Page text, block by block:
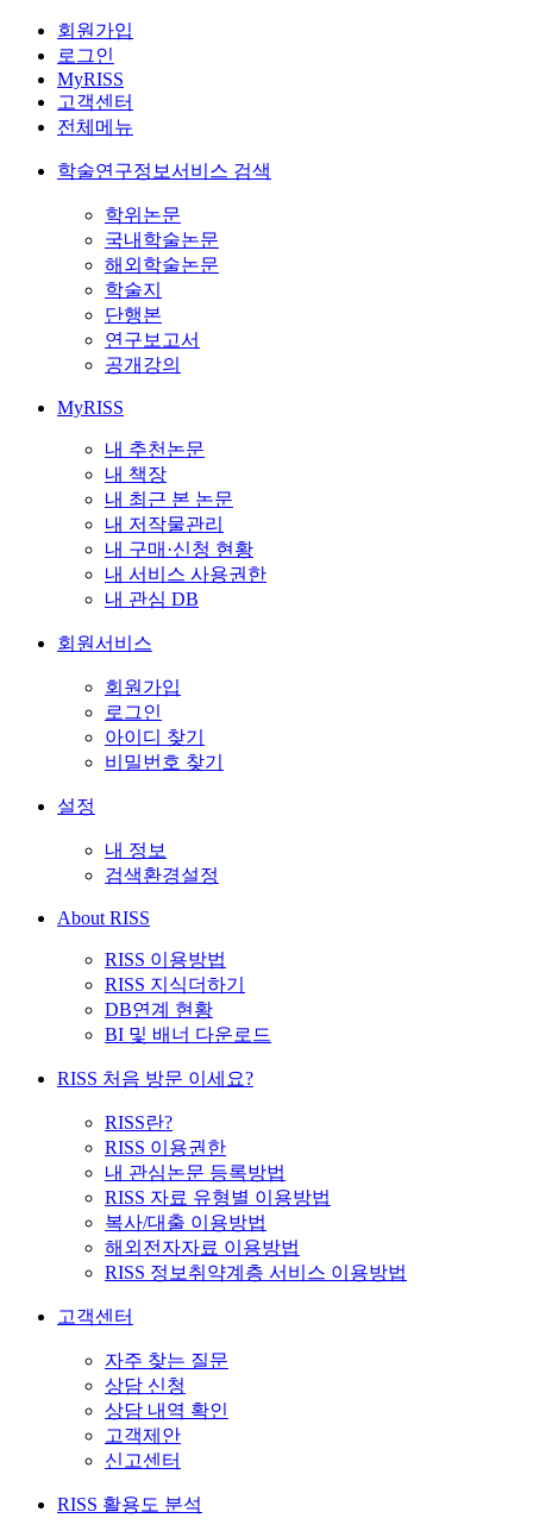
회원가입
로그인
MyRISS
고객센터
전체메뉴
학술연구정보서비스 검색
학위논문
국내학술논문
해외학술논문
학술지
단행본
연구보고서
공개강의
MyRISS
내 추천논문
내 책장
내 최근 본 논문
내 저작물관리
내 구매·신청 현황
내 서비스 사용권한
내 관심 DB
회원서비스
회원가입
로그인
아이디 찾기
비밀번호 찾기
설정
내 정보
검색환경설정
About RISS
RISS 이용방법
RISS 지식더하기
DB연계 현황
BI 및 배너 다운로드
RISS 처음 방문 이세요?
RISS란?
RISS 이용권한
내 관심논문 등록방법
RISS 자료 유형별 이용방법
복사/대출 이용방법
해외전자자료 이용방법
RISS 정보취약계층 서비스 이용방법
고객센터
자주 찾는 질문
상담 신청
상담 내역 확인
고객제안
신고센터
RISS 활용도 분석